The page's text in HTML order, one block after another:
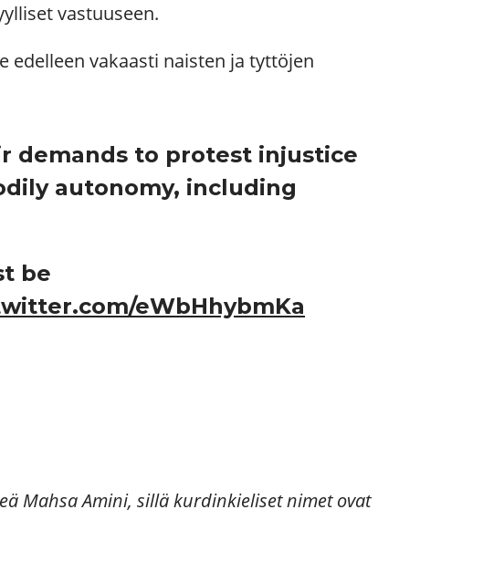
vastuuseen.
edelleen vakaasti naisten ja tyttöjen
demands to protest injustice
autonomy, including
be
eWbHhybmKa
Mahsa Amini, sillä kurdinkieliset nimet ovat